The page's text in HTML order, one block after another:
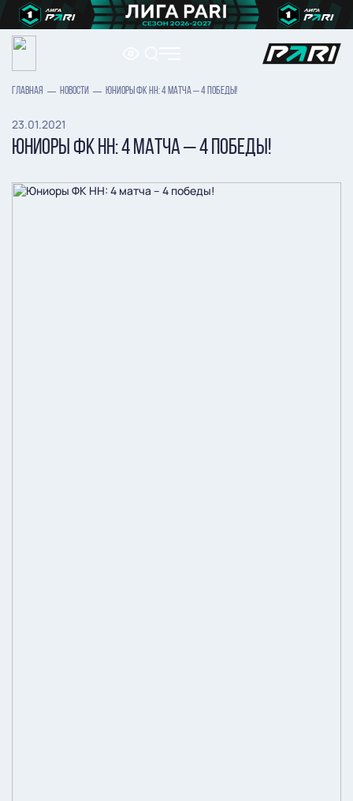
ГЛАВНАЯ НОВОСТИ ЮНИОРЫ ФК НН: 4 МАТЧА – 4 ПОБЕДЫ!
23.01.2021
ЮНИОРЫ ФК НН: 4 МАТЧА – 4 ПОБЕДЫ!